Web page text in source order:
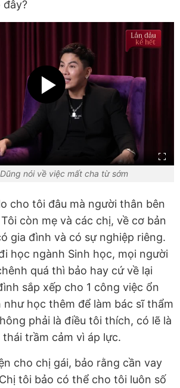
đây?
nói về việc mất cha từ sớm
cho tôi đâu mà người thân bên
còn mẹ và các chị, về cơ bản
gia đình và có sự nghiệp riêng.
học ngành Sinh học, mọi người
quá thì bảo hay cứ về lại
sắp xếp cho 1 công việc ổn
như học thêm để làm bác sĩ thẩm
phải là điều tôi thích, có lẽ là
trầm cảm vì áp lực.
cho chị gái, bảo rằng cần vay
tôi bảo có thể cho tôi luôn số